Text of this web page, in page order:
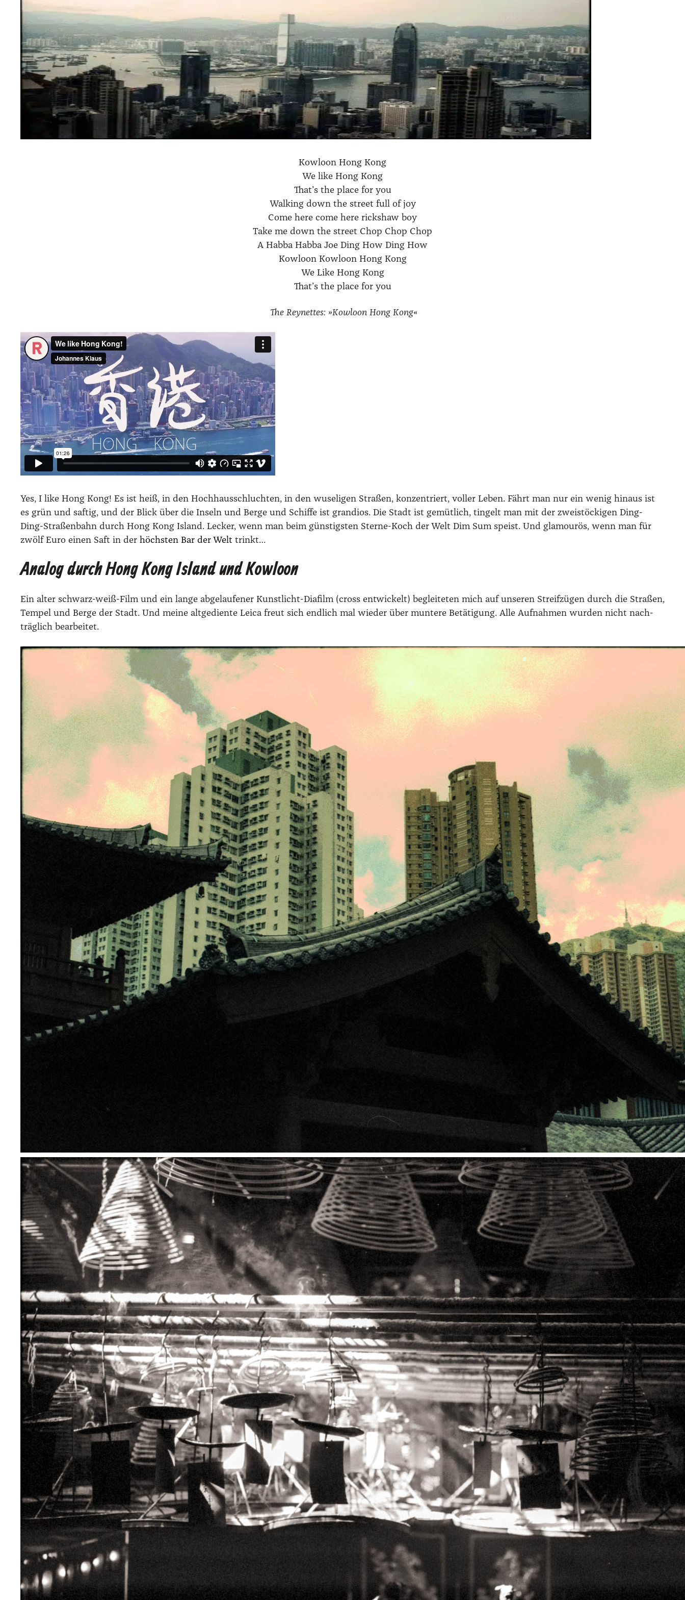
Kow­loon Hong Kong
We like Hong Kong
That’s the place for you
Wal­king down the street full of joy
Come here come here ricks­haw boy
Take me down the street Chop Chop Chop
A Hab­ba Hab­ba Joe Ding How Ding How
Kow­loon Kow­loon Hong Kong
We Like Hong Kong
That’s the place for you
The Reynet­tes: »Kow­loon Hong Kong«
Yes, I like Hong Kong! Es ist heiß, in den Hoch­haus­schluch­ten, in den wuse­li­gen Stra­ßen, kon­zen­triert, vol­ler Leben. Fährt man nur ein wenig hin­aus ist
es grün und saf­tig, und der Blick über die Inseln und Ber­ge und Schif­fe ist gran­di­os. Die Stadt ist gemüt­lich, tin­gelt man mit der zwei­stö­cki­gen Ding-
Ding-Stra­ßen­bahn durch Hong Kong Island. Lecker, wenn man beim güns­tigs­ten Ster­ne-Koch der Welt Dim Sum speist. Und gla­mou­rös, wenn man für
zwölf Euro einen Saft in der höchs­ten Bar der Welt trinkt…
Analog durch Hong Kong Island und Kowloon
Ein alter schwarz-weiß-Film und ein lan­ge abge­lau­fe­ner Kunst­licht-Dia­film (cross ent­wi­ckelt) beglei­te­ten mich auf unse­ren Streif­zü­gen durch die Stra­ßen,
Tem­pel und Ber­ge der Stadt. Und mei­ne alt­ge­dien­te Lei­ca freut sich end­lich mal wie­der über mun­te­re Betä­ti­gung. Alle Auf­nah­men wur­den nicht nach­
träg­lich bear­bei­tet.